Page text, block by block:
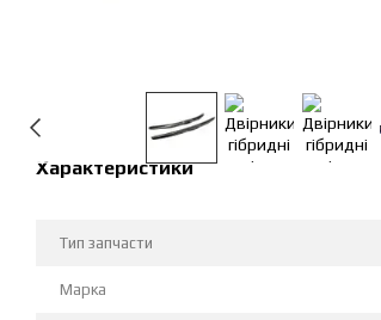
Характеристики
Тип запчасти
Марка